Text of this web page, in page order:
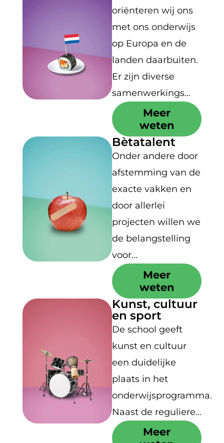
oriënteren wij ons
met ons onderwijs
op Europa en de
landen daarbuiten.
Er zijn diverse
samenwerkings...
Meer
weten
Bètatalent
Onder andere door
afstemming van de
exacte vakken en
door allerlei
projecten willen we
de belangstelling
voor...
Meer
weten
Kunst, cultuur
en sport
De school geeft
kunst en cultuur
een duidelijke
plaats in het
onderwijsprogramma.
Naast de reguliere...
Meer